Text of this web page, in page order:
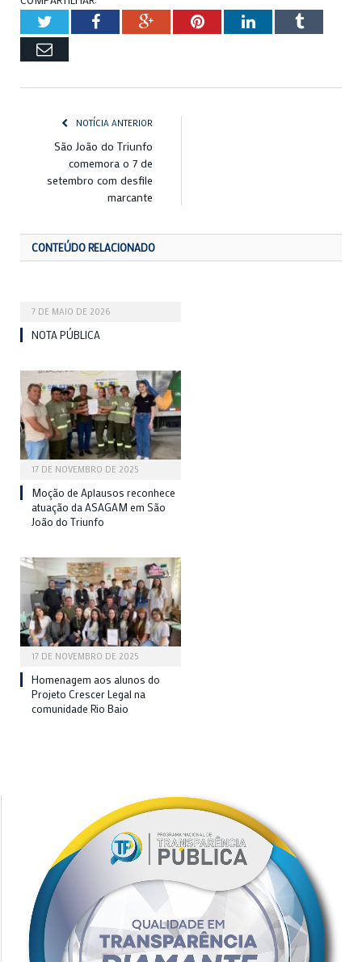
TwitterFacebookGoogle+PinterestLinkedInTumblr
Email
NOTÍCIA ANTERIOR
São João do Triunfo
comemora o 7 de
setembro com desfile
marcante
CONTEÚDO RELACIONADO
7 DE MAIO DE 2026
NOTA PÚBLICA
17 DE NOVEMBRO DE 2025
Moção de Aplausos reconhece
atuação da ASAGAM em São
João do Triunfo
17 DE NOVEMBRO DE 2025
Homenagem aos alunos do
Projeto Crescer Legal na
comunidade Rio Baio